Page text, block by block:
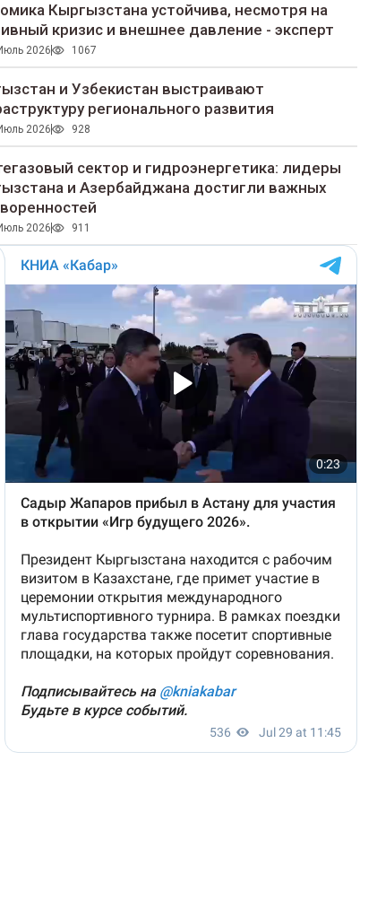
Кыргызстана устойчива, несмотря на
кризис и внешнее давление - эксперт
2026 1067
и Узбекистан выстраивают
регионального развития
2026 928
сектор и гидроэнергетика: лидеры
и Азербайджана достигли важных
2026 911